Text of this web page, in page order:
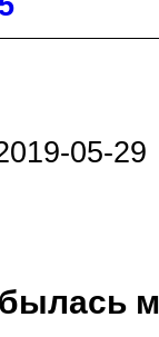
05-29